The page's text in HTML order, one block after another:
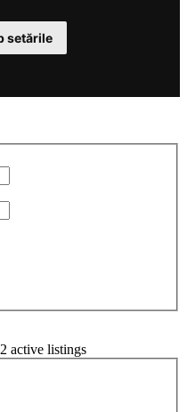
setările
active listings